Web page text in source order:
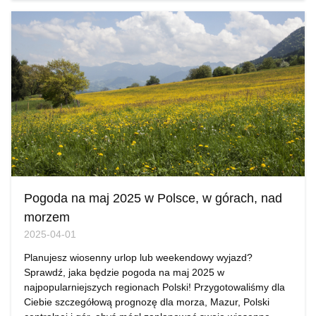
Pogoda na maj 2025 w Polsce, w górach, nad
morzem
2025-04-01
Planujesz wiosenny urlop lub weekendowy wyjazd?
Sprawdź, jaka będzie pogoda na maj 2025 w
najpopularniejszych regionach Polski! Przygotowaliśmy dla
Ciebie szczegółową prognozę dla morza, Mazur, Polski